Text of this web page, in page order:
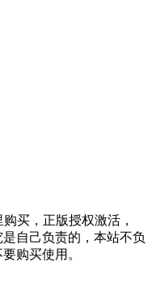
买，正版授权激活，
自己负责的，本站不负
购买使用。